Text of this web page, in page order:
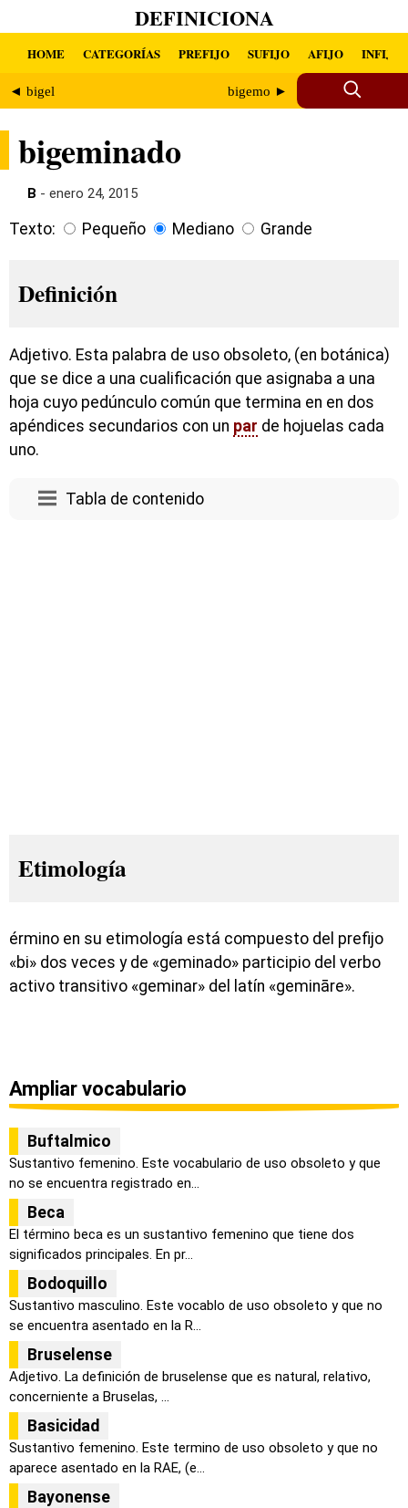
DEFINICIONA
HOME CATEGORÍAS PREFIJO SUFIJO AFIJO INFIJO
◄ bigel bigemo ►
bigeminado
B - enero 24, 2015
Texto: Pequeño Mediano Grande
Definición
Adjetivo. Esta palabra de uso obsoleto, (en botánica)
que se dice a una cualificación que asignaba a una
hoja cuyo pedúnculo común que termina en en dos
apéndices secundarios con un par de hojuelas cada
uno.
Tabla de contenido
Etimología
érmino en su etimología está compuesto del prefijo
«bi» dos veces y de «geminado» participio del verbo
activo transitivo «geminar» del latín «gemināre».
Ampliar vocabulario
Buftalmico
Sustantivo femenino. Este vocabulario de uso obsoleto y que
no se encuentra registrado en...
Beca
El término beca es un sustantivo femenino que tiene dos
significados principales. En pr...
Bodoquillo
Sustantivo masculino. Este vocablo de uso obsoleto y que no
se encuentra asentado en la R...
Bruselense
Adjetivo. La definición de bruselense que es natural, relativo,
concerniente a Bruselas, ...
Basicidad
Sustantivo femenino. Este termino de uso obsoleto y que no
aparece asentado en la RAE, (e...
Bayonense